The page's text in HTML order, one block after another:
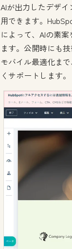
AIが出力したデザ
用できます。
によって、AIの素
ます。公開時にも
モバイル最適化ま
くサポートします。